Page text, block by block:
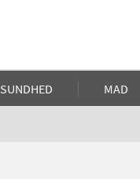
SUNDHED MAD